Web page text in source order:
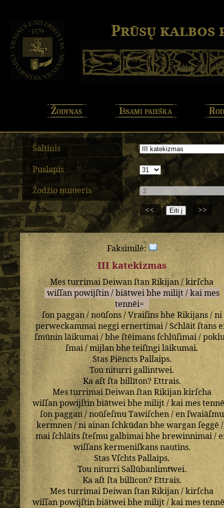
Prūsų kalbos
Žodynas Išsami paieška
Šaltinis
Puslapis
Žodžio numeris
<<
>>
Faksimilė:
III katekizmas
MesturrimaiDeiwan ſtan Rikijan/kirſcha
wiſſanpowijſtin/biātweibhe milijt/kaimes
tennēi=
ſonpaggan/noūſons/VraiſinsbheRikijans/ni
perweckammaineggi ernertimai/Schlāitſtans
ſmūninlāikumai/bheſtēimansſchlūſimai/
ſmai/mijlanbheteiſīngi lāikumai.
StasPiēnctsPallaips.
Touniturrigallintwei.
Kaaſtſtabillīton?Ettrais.
MesturrimaiDeiwanſtanRikijankirſcha
wiſſanpowijſtinbiātweibhe milijt/kaimes
ſonpaggan/noūſeſmuTawiſchen/enſwaiāſmu
kermnen/niainan ſchkūdanbhewarganſeggē/
maiſchlāits ſteſmu galbimaibhebrewinnimai/
wiſſanskermeniſkansnautins.
StasVſchtsPallaips.
TouniturriSallūbanlimtwei.
Kaaſtſtabillīcon?Ettrais.
Mes turrimaiDeiwan ſtan Rikijan/kirſcha
wiſſanpowijſtinbiātweibhemilijt/kaimes